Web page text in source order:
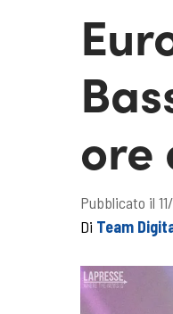
ore
Pubblicato il
Di Team